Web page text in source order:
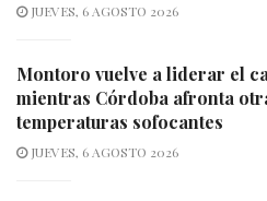
JUEVES, 6 AGOSTO 2026
Montoro vuelve a liderar el
mientras Córdoba afronta
temperaturas sofocantes
JUEVES, 6 AGOSTO 2026